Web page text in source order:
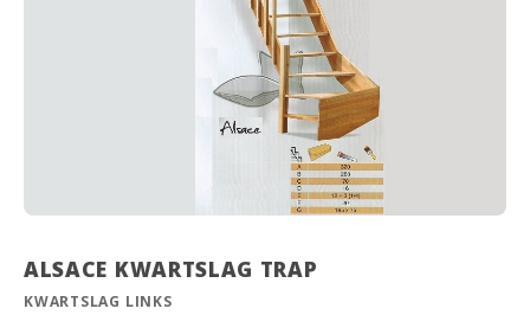
ALSACE KWARTSLAG TRAP
KWARTSLAG LINKS